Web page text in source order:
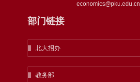
economics@pku.edu.cn
部门链接
北大招办
教务部